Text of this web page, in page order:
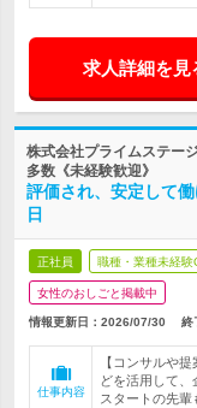
求人詳細を見
株式会社プライムステー
多数《未経験歓迎》
評価され、安定して
日
正社員 職種・業種未経験
女性のおしごと掲載中
情報更新日：2026/07/30 終
仕事内容
【コンサルや
どを活用して
スタートの先輩